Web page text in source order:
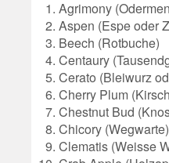
Agrimony
Aspen (Espe oder
Beech (Rotbuche)
Centaury
Cerato (Bleiwurz
Cherry Plum
Chestnut Bud
Chicory (Wegwarte)
Clematis (Weisse